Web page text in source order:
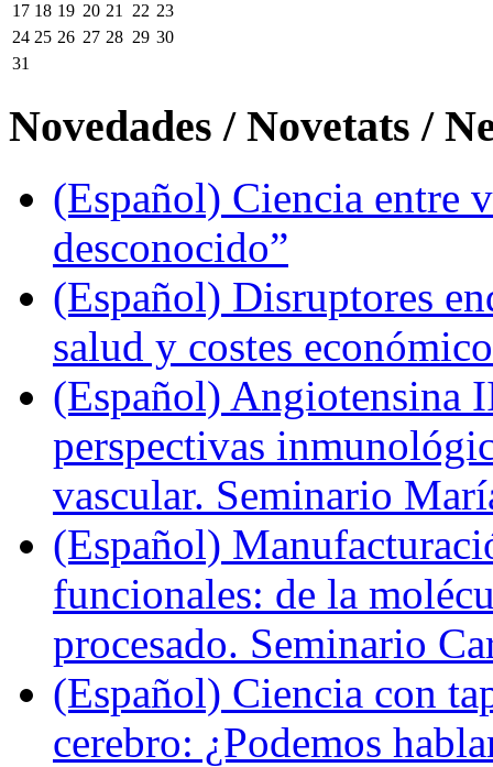
17 18 19 20 21 22 23
24 25 26 27 28 29 30
31
Novedades / Novetats /
(Español) Ciencia entre
desconocido”
(Español) Disruptores
salud y costes
(Español) Angiotensina
perspectivas
vascular. Seminario
(Español)
funcionales: de la
procesado. Seminario
(Español) Ciencia con
cerebro: ¿Podemos